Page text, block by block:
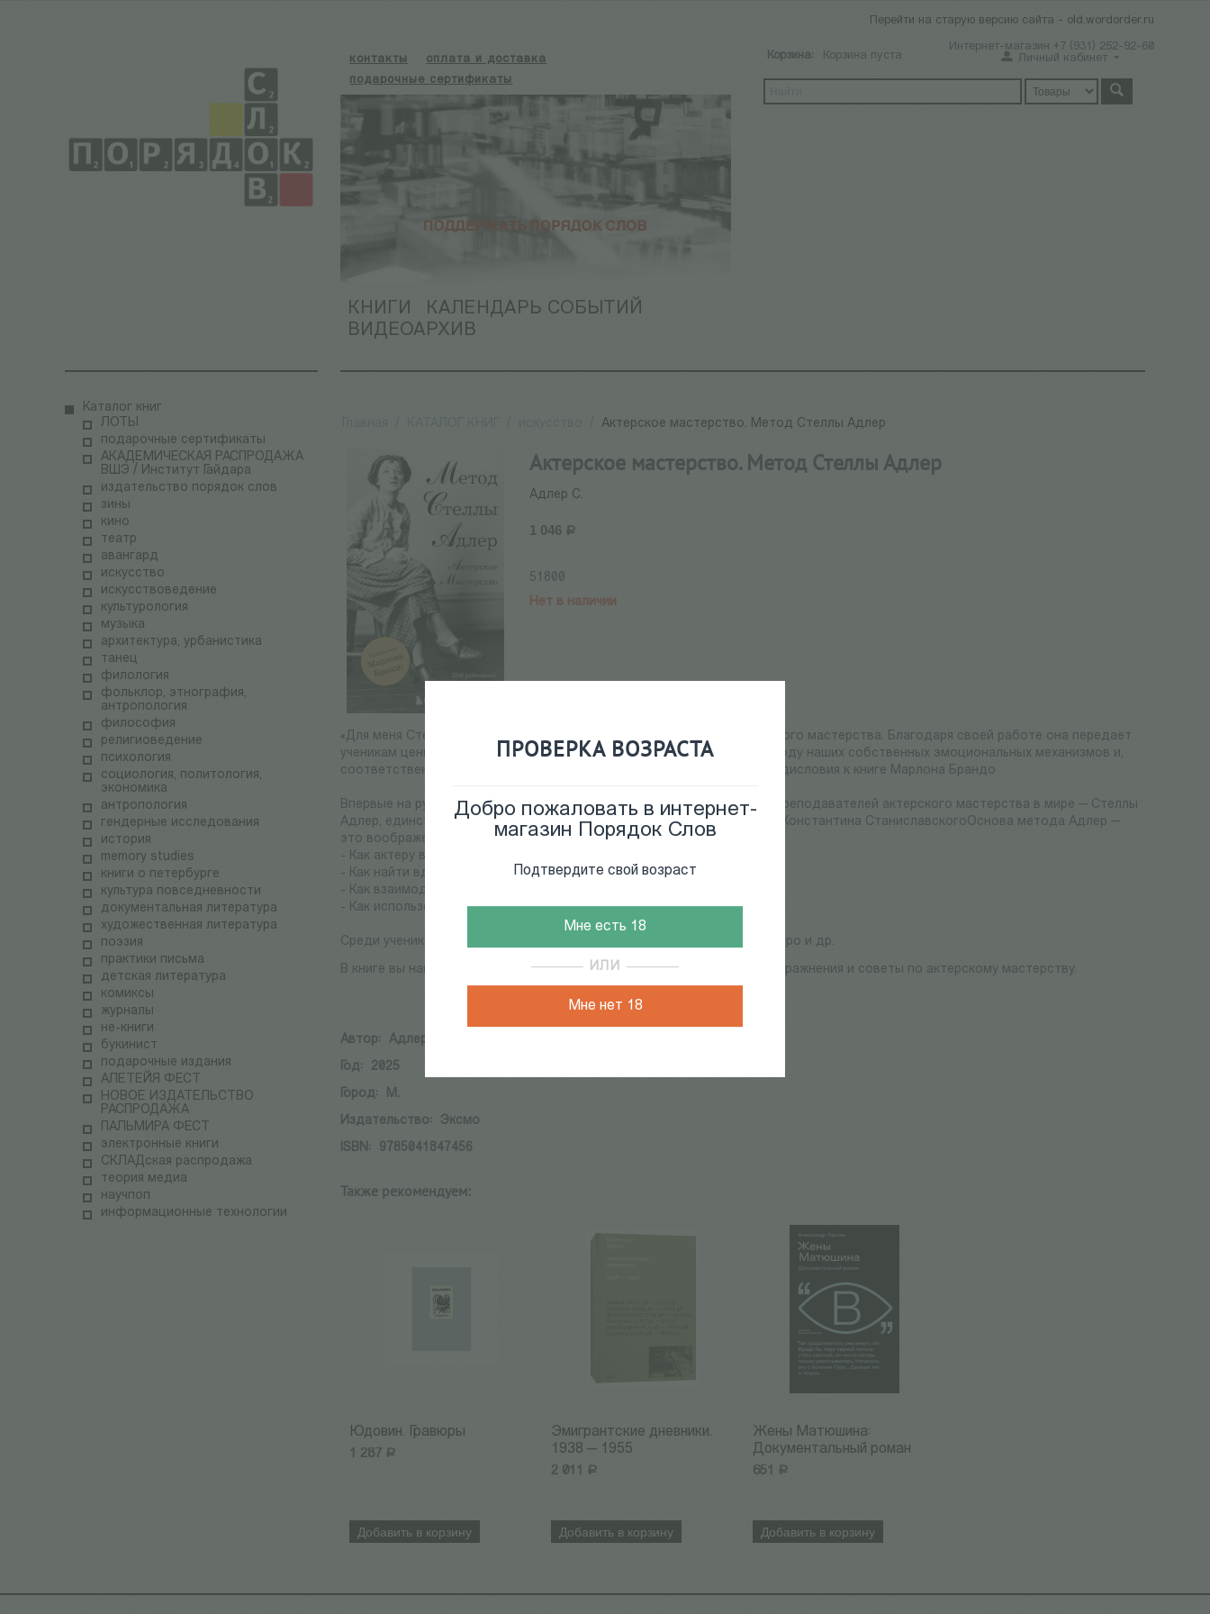
ПРОВЕРКА ВОЗРАСТА
Добро пожаловать в интернет-
магазин Порядок Слов
Подтвердите свой возраст
Мне есть 18
ИЛИ
Мне нет 18
Перейти на старую версию сайта - old.wordorder.ru
Интернет-магазин +7 (931) 252-92-60
контакты
оплата и доставка
подарочные сертификаты
КНИГИ
КАЛЕНДАРЬ СОБЫТИЙ
ВИДЕОАРХИВ
Корзина: Корзина пуста Личный кабинет
Каталог книг
ЛОТЫ
подарочные сертификаты
АКАДЕМИЧЕСКАЯ РАСПРОДАЖА
ВШЭ / Институт Гайдара
издательство порядок слов
зины
кино
театр
авангард
искусство
искусствоведение
культурология
музыка
архитектура, урбанистика
танец
филология
фольклор, этнография,
антропология
философия
религиоведение
психология
социология, политология,
экономика
антропология
гендерные исследования
история
memory studies
книги о петербурге
культура повседневности
документальная литература
художественная литература
поэзия
практики письма
детская литература
комиксы
журналы
не-книги
букинист
подарочные издания
АЛЕТЕЙЯ ФЕСТ
НОВОЕ ИЗДАТЕЛЬСТВО
РАСПРОДАЖА
ПАЛЬМИРА ФЕСТ
электронные книги
СКЛАДская распродажа
теория медиа
научпоп
информационные технологии
Актерское мастерство. Метод Стеллы Адлер
Актерское мастерство. Метод Стеллы Адлер
Адлер С.
1 046 Р
51800
Нет в наличии
«Для меня Стелла Адлер — больше чем просто преподаватель актерского мастерства. Благодаря своей работе она передает
ученикам ценную информацию — рассказывает о том, как понять природу наших собственных эмоциональных механизмов и,
соответственно, эмоциональных механизмов других людей». — Из предисловия к книге Марлона Брандо
Впервые на русском языке — книга одного из самых востребованных преподавателей актерского мастерства в мире — Стеллы
Адлер, единственной американской актрисы, обучавшейся у великого Константина СтаниславскогоОснова метода Адлер —
это воображение и его развитие.
- Как актеру вжиться в роль?
- Как найти вдохновение?
- Как взаимодействовать с партнером на сцене или в кадре?
- Как использовать воображение в качестве актерского инструмента?
Среди учеников Адлер — Марлон Брандо, Уоррен Битти и Роберт Де Ниро и др.
В книге вы найдете описание уникального метода Адлер, авторские упражнения и советы по актерскому мастерству.
Автор:
Адлер С.
Год:
2025
Город:
М.
Издательство:
Эксмо
ISBN:
9785041847456
Также рекомендуем:
Юдовин. Гравюры
1 287 Р
Добавить в корзину
Эмигрантские дневники.
1938 — 1955
2 011 Р
Добавить в корзину
Жены Матюшина:
Документальный роман
651 Р
Добавить в корзину